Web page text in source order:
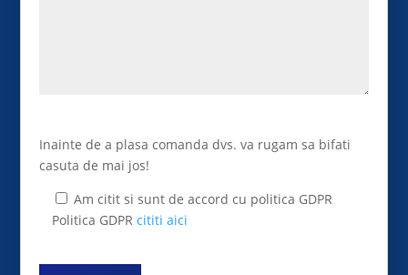
Inainte de a plasa comanda dvs. va rugam sa bifati
casuta de mai jos!
Am citit si sunt de accord cu politica GDPR
Politica GDPRcititi aici